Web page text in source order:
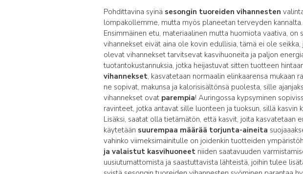
Pohdittavina syinä sesongin tuoreiden vihannesten
lompakollemme, mutta myös planeetan terveyden kannalta.
Ensimmäinen etu, materiaalinen mutta huomiota vaativa,
vihannekset eivät aina ole kovin edullisia, tämä ei ole
olevat vihannekset tarvitsevat kasvihuoneita ja paljon
tuotantokustannuksia, jotka heijastuvat sitten tuotteen
vihannekset, kasvatetaan normaalin elinkaarensa mukaan
ne sopivat, makunsa ja kalorisisältönsä puolesta, sille
vihannekset ovat parempia! Auringossa kypsyminen
ravinteet, jotka antavat sille luonteen ja tuoksun, sillä
Lisäksi, saatat olla tietämätön, että kasvit, joita kasvatetaan
käytetään suurempaa määrää torjunta-aineita
vahinko viimeksimainitulle on joidenkin tuotteiden
ja valaistut kasvihuoneet niiden saatavuuden
uusiutumattomista ja saastuttavista lähteistä, joihin tulee